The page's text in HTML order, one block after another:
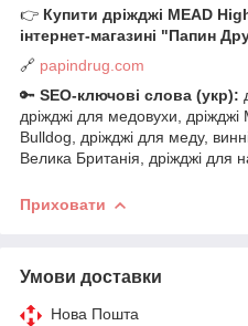
👉 Купити дріжджі MEAD
інтернет-магазині "Папин
🔗 papindrug.com
🔑 SEO-ключові слова (укр):
дріжджі для медовухи,
Bulldog, дріжджі для меду,
Велика Британія, дріжджі для
Приховати
Умови доставки
Нова Пошта